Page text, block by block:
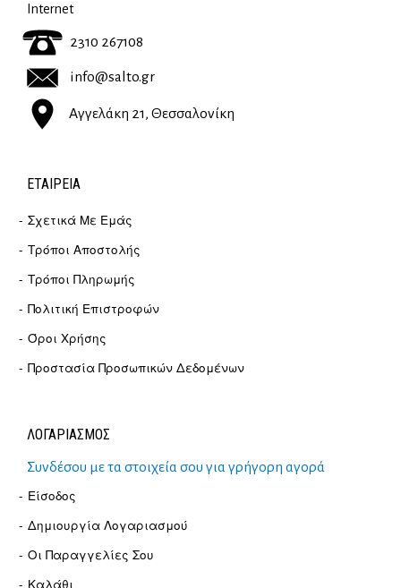
Internet
2310 267108
info@salto.gr
Αγγελάκη 21, Θεσσαλονίκη
ΕΤΑΙΡΕΊΑ
Σχετικά Με Εμάς
Τρόποι Αποστολής
Τρόποι Πληρωμής
Πολιτική Επιστροφών
Όροι Χρήσης
Προστασία Προσωπικών Δεδομένων
ΛΟΓΑΡΙΑΣΜΟΣ
Συνδέσου με τα στοιχεία σου για γρήγορη αγορά
Είσοδος
Δημιουργία Λογαριασμού
Οι Παραγγελίες Σου
Καλάθι